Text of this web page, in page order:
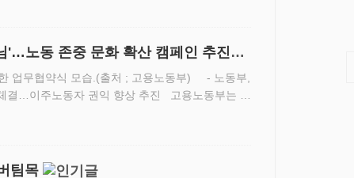
'…노동 존중 문화 확산 캠페인 추진
업무협약식 모습.(출처 ; 고용노동부) - 노동부,
결…이주노동자 권익 향상 추진 고용노동부는 4
팀목